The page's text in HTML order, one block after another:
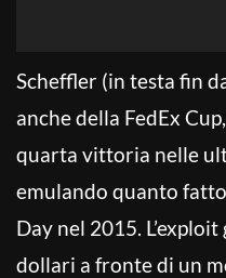
Scheffler (in testa fin
anche della FedEx
quarta vittoria nelle
emulando quanto
Day nel 2015.
dollari a fronte di un